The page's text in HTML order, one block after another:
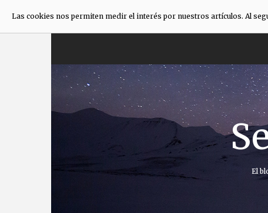
El
Las cookies nos permiten medir el interés por nuestros artículos. Al